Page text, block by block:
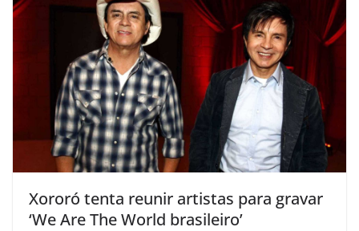
Xororó tenta reunir artistas para gravar
‘We Are The World brasileiro’